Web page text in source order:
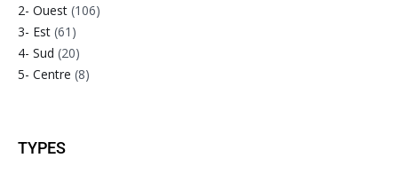
2- Ouest (106)
3- Est (61)
4- Sud (20)
5- Centre (8)
TYPES